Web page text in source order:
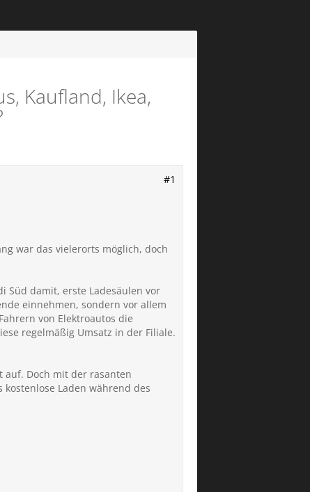
Kaufland, Ikea,
#1
war das vielerorts möglich, doch
Süd damit, erste Ladesäulen vor
einnehmen, sondern vor allem
von Elektroautos die
regelmäßig Umsatz in der Filiale.
auf. Doch mit der rasanten
Laden während des